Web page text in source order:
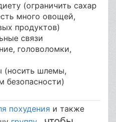
(ограничить сахар
много овощей,
продуктов)
связи
головоломки,
(носить шлемы,
безопасности)
похудения и также